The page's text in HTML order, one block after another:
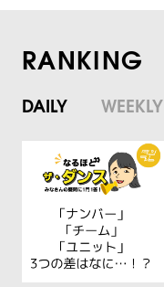
RANKING
DAILY WEEKLY